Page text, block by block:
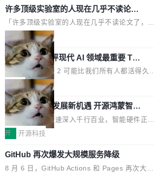
意思。比如我在一个后台管理系统里，需要填50
个表单字段，每个字段还有联动逻辑；比如我
想...
实时LCD监控屏，可充分满足当下高阶PC主机
的严苛使用需求。 澎湃功率，紧凑机身 钛金雕1
600PG5 AI TOP具备强悍输出功率，同时实现
机身尺寸大幅精简。整机长度仅16厘米，属于同
功率段机身尺寸十分紧凑的1600W电源产品。小
巧机身有效提升市面主流标准A...
复合增长率达5.44%,预计2032年将突破120亿美
元。数字广告与公共关系相关服务市场更是从20
25年的8463亿美元扩张至2026年的8763亿美
元。数字的背后是一个清晰的事实——品牌对专
业化营销服务的需求从未如此迫切。 但市场扩容
的同时,服务商的竞争逻辑正在改变。2026年Top
Agency年度合辑的观察指出,“产品”这个离消费
者最近的载体,在整个品牌营销层面的权重显著变
高了。全域营销服务商的竞争正在从规模转向深
度,案例厚度、全域覆盖、多线协同...
许多顶级实验室的人现在几乎不读论文
了
「许多顶级实验室的人现在几乎不读论文了，而
且他们认为 ICLR/ICML/NeurIPS 充斥着大量过
度宣传和欺诈。」 OpenAI 研究员 Keller Jorda
n 这条推文引发了广泛讨论。他不是在说风凉
话，他是说出了一个圈内人尽皆知但很少公开捅
破的事实。 Jordan 随后补充了一句软化声明：
「我不认为这些会议上大部分论文都在过度宣传
或造假。问题是，作为读者，如果你筛选出那些
看起来最令人兴奋的论文，那它们大部分都是过
度宣传的。」 这才是真正的痛点。不是所有论文
都有问题，是最吸引眼球的那批论文最有问题。
他引用的帖子来自 Mathew Shen，一位 ICLR 2
026 的读者：「看了篇 ...
局
xAI 前工程师评现代 AI 领域最重要 Top
3 开源项目
Flash Attention 2 可能比我们所有人都活得久
这句话不是来自某个技术博客，而是出自 Hieu
Pham 的一条推文。Hieu Pham 是谁？他是 xAI
的早期工程师之一，在 Grok 训练基础设施团队
工作过。近日他在 X 上发了一条帖子，列出了他
认为现代 AI 领域最重要的三个开源项目。 第一
理由很具体。FA 系列不需要解释，但 FA2 是他
认为最重要的一个——复杂度恰到好处，刚好能
局
共商智能硬件发展新机遇 开源鸿蒙智能
硬件开发者日杭州站即将举行
随着万物智联加速深入千行百业，智能硬件正从
单点设备迈向智能化、网联化、协同化发展。作
鸿蒙通过统一技术底座和分布式能力，为不同类
型智能设备的开发、连接与互联提供关键支撑，
开 开源科技
GitHub 再次爆发大规模服务降级
8 月 6 日，GitHub Actions 和 Pages 再次大规